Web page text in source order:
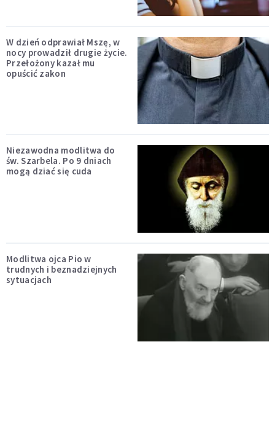
W dzień odprawiał Mszę, w
nocy prowadził drugie życie.
Przełożony kazał mu
opuścić zakon
Niezawodna modlitwa do
św. Szarbela. Po 9 dniach
mogą dziać się cuda
Modlitwa ojca Pio w
trudnych i beznadziejnych
sytuacjach